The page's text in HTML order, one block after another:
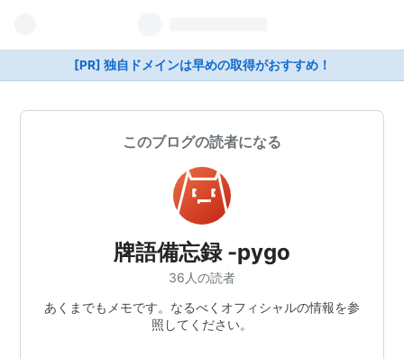
[PR] 独自ドメインは早めの取得がおすすめ！
このブログの読者になる
牌語備忘録 -pygo
36人の読者
あくまでもメモです。なるべくオフィシャルの情報を参
照してください。